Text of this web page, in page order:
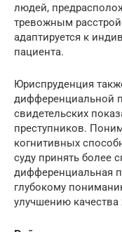
людей,
тревожным
адаптируется к
пациента.
Юриспруденция
дифференциальной
свидетельских
преступников.
когнитивных
суду принять более
дифференциальная
глубокому
улучшению